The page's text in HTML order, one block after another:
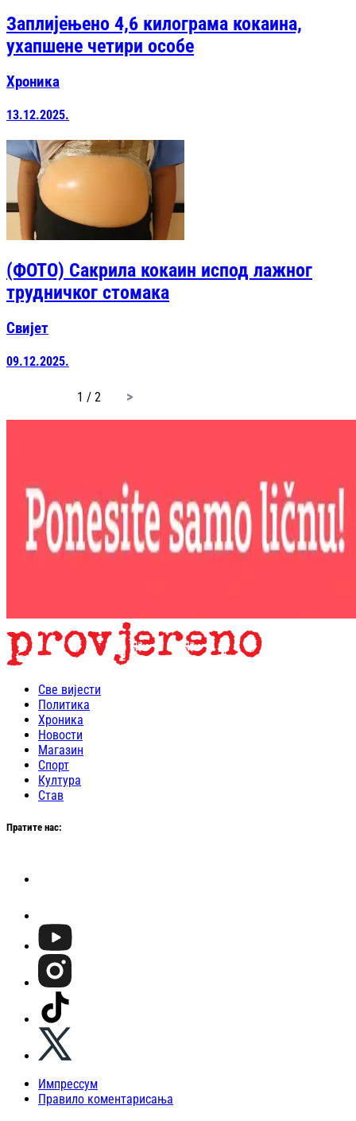
Заплијењено 4,6 килограма кокаина,
ухапшене четири особе
Хроника
13.12.2025.
(ФОТО) Сакрила кокаин испод лажног
трудничког стомака
Свијет
09.12.2025.
1 / 2 page
Све вијести
Политика
Хроника
Новости
Магазин
Спорт
Култура
Став
Пратите нас:
Импрессум
Правило коментарисања